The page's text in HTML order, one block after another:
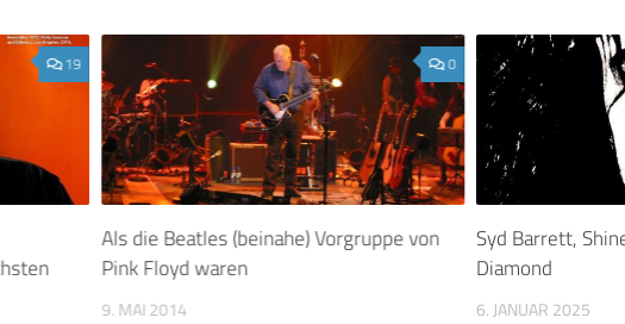
0
Als die Beatles (beinahe) Vorgruppe von
Pink Floyd waren
9. MAI 2014
Syd Barrett,
Diamond
6. JANUAR 2025
19